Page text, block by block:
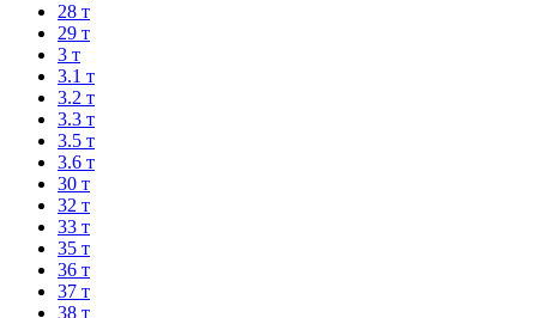
28 т
29 т
3 т
3.1 т
3.2 т
3.3 т
3.5 т
3.6 т
30 т
32 т
33 т
35 т
36 т
37 т
38 т